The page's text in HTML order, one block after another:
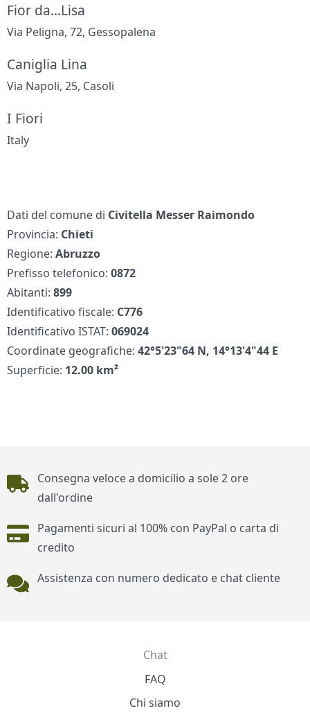
Fior da...Lisa
Via Peligna, 72, Gessopalena
Caniglia Lina
Via Napoli, 25, Casoli
I Fiori
Italy
Dati del comune di Civitella Messer Raimondo
Provincia: Chieti
Regione:Abruzzo
Prefisso telefonico:0872
Abitanti:899
Identificativo fiscale: C776
Identificativo ISTAT:069024
Coordinate geografiche:42°5'23"64 N, 14°13'4"44 E
Superficie: 12.00 km²
Piè di pagina
Consegna veloce a domicilio a sole 2 ore
dall'ordine
Pagamenti sicuri al 100% con PayPal o carta di
credito
Assistenza con numero dedicato e chat cliente
Chat
FAQ
Chi siamo